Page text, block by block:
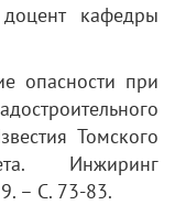
кафедры
опасности при
Томского
Инжиринг
– С. 73-83.